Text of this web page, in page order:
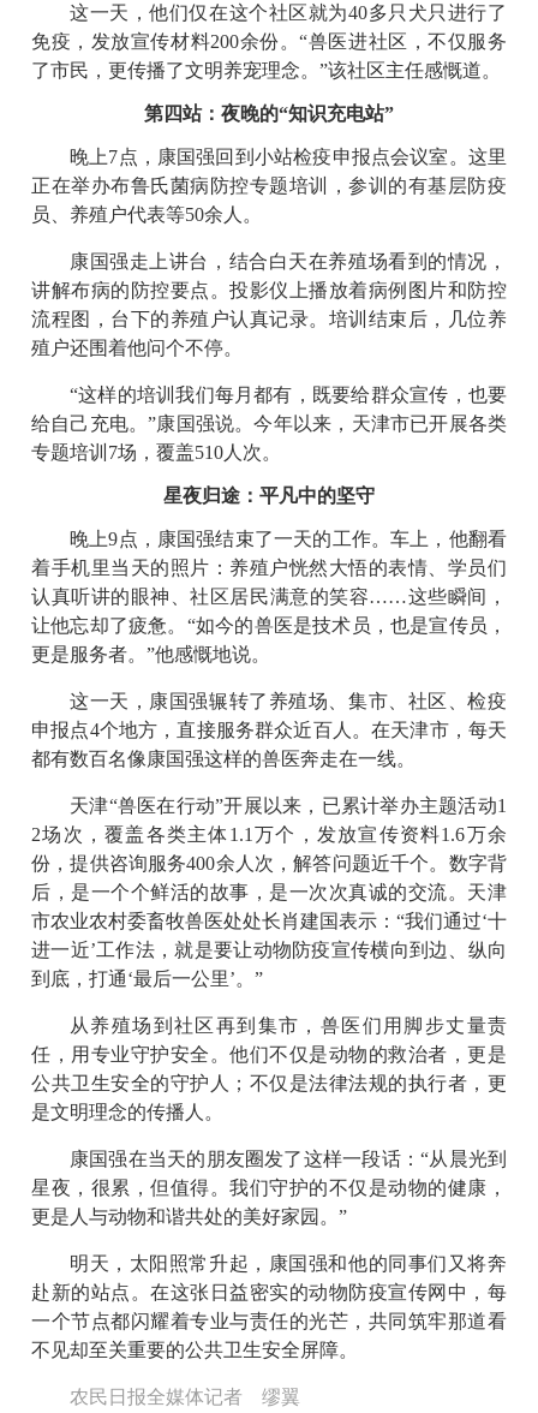
这一天，他们仅在这个社区就为40多只犬只进行了
免疫，发放宣传材料200余份。“兽医进社区，不仅服务
了市民，更传播了文明养宠理念。”该社区主任感慨道。
第四站：夜晚的“知识充电站”
晚上7点，康国强回到小站检疫申报点会议室。这里
正在举办布鲁氏菌病防控专题培训，参训的有基层防疫
员、养殖户代表等50余人。
康国强走上讲台，结合白天在养殖场看到的情况，
讲解布病的防控要点。投影仪上播放着病例图片和防控
流程图，台下的养殖户认真记录。培训结束后，几位养
殖户还围着他问个不停。
“这样的培训我们每月都有，既要给群众宣传，也要
给自己充电。”康国强说。今年以来，天津市已开展各类
专题培训7场，覆盖510人次。
星夜归途：平凡中的坚守
晚上9点，康国强结束了一天的工作。车上，他翻看
着手机里当天的照片：养殖户恍然大悟的表情、学员们
认真听讲的眼神、社区居民满意的笑容……这些瞬间，
让他忘却了疲惫。“如今的兽医是技术员，也是宣传员，
更是服务者。”他感慨地说。
这一天，康国强辗转了养殖场、集市、社区、检疫
申报点4个地方，直接服务群众近百人。在天津市，每天
都有数百名像康国强这样的兽医奔走在一线。
天津“兽医在行动”开展以来，已累计举办主题活动1
2场次，覆盖各类主体1.1万个，发放宣传资料1.6万余
份，提供咨询服务400余人次，解答问题近千个。数字背
后，是一个个鲜活的故事，是一次次真诚的交流。天津
市农业农村委畜牧兽医处处长肖建国表示：“我们通过‘十
进一近’工作法，就是要让动物防疫宣传横向到边、纵向
到底，打通‘最后一公里’。”
从养殖场到社区再到集市，兽医们用脚步丈量责
任，用专业守护安全。他们不仅是动物的救治者，更是
公共卫生安全的守护人；不仅是法律法规的执行者，更
是文明理念的传播人。
康国强在当天的朋友圈发了这样一段话：“从晨光到
星夜，很累，但值得。我们守护的不仅是动物的健康，
更是人与动物和谐共处的美好家园。”
明天，太阳照常升起，康国强和他的同事们又将奔
赴新的站点。在这张日益密实的动物防疫宣传网中，每
一个节点都闪耀着专业与责任的光芒，共同筑牢那道看
不见却至关重要的公共卫生安全屏障。
农民日报全媒体记者 缪翼